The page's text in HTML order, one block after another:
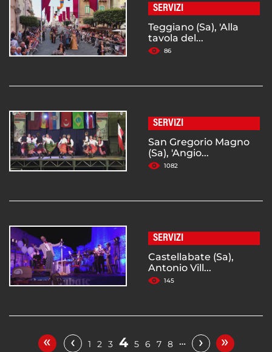
SERVIZI
Teggiano (Sa), 'Alla
tavola del...
86
SERVIZI
San Gregorio Magno
(Sa), 'Angio...
1082
SERVIZI
Castellabate (Sa),
Antonio Vill...
145
« ‹ 1 2 3 4 5 6 7 8 … › »